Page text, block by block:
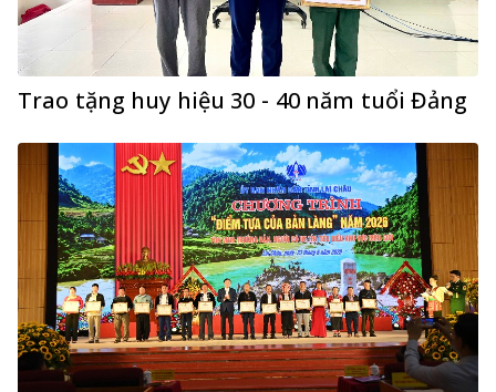
Trao tặng huy hiệu 30 - 40 năm tuổi Đảng